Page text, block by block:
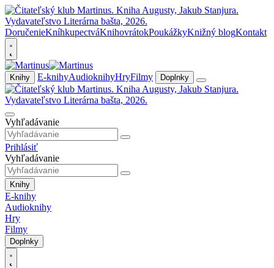
DoručenieKníhkupectváKnihovrátokPoukážkyKnižný blogKontakt
Knihy E-knihyAudioknihyHryFilmy Doplnky
Vyhľadávanie
Prihlásiť
Vyhľadávanie
Knihy
E-knihy
Audioknihy
Hry
Filmy
Doplnky